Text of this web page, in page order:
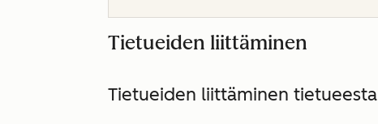
Tietueiden liittäminen
Tietueiden liittäminen tietueesta